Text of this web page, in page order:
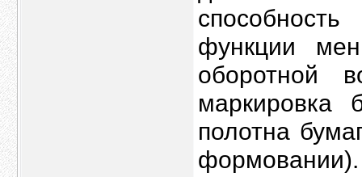
функции
оборотной
маркировка
полотна
формовании).